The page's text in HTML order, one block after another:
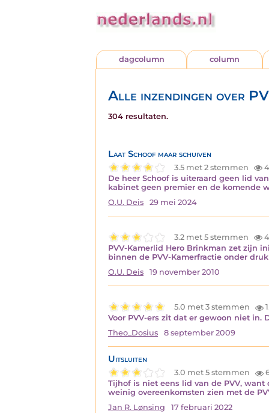
dagcolumn column
Alle inzendingen over
304 resultaten.
Laat Schoof maar schuiven
3.5 met 2 stemmen
De heer Schoof is uiteraard geen lid
kabinet geen premier en de komende
O.U. Deis
29 mei 2024
3.2 met 5 stemmen
PVV-Kamerlid Hero Brinkman zet zijn
binnen de PVV-Kamerfractie onder
O.U. Deis
19 november 2010
5.0 met 3 stemmen
Voor PVV-ers zit dat er gewoon niet in.
Theo_Dosius
8 september 2009
Uitsluiten
3.0 met 5 stemmen
Tijhof is niet eens lid van de PVV,
weinig overeenkomsten zien met de
Jan R. Lønsing
17 februari 2022